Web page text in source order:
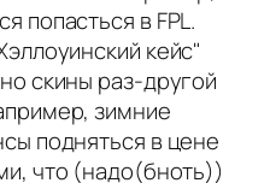
попасться в FPL.
кейс"
скины раз-другой
зимние
подняться в цене
что (надо(бноть))